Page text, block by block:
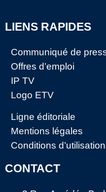
LIENS RAPIDES
Communiqué de
Offres d’emploi
IP TV
Logo ETV
Ligne éditoriale
Mentions légales
Conditions d’utilisation
CONTACT